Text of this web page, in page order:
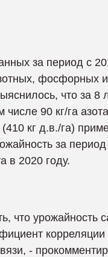
за период с
фосфорных
что за 8
90 кг/га
кг д.в./га)
за
в 2020 году.
что урожайность
-